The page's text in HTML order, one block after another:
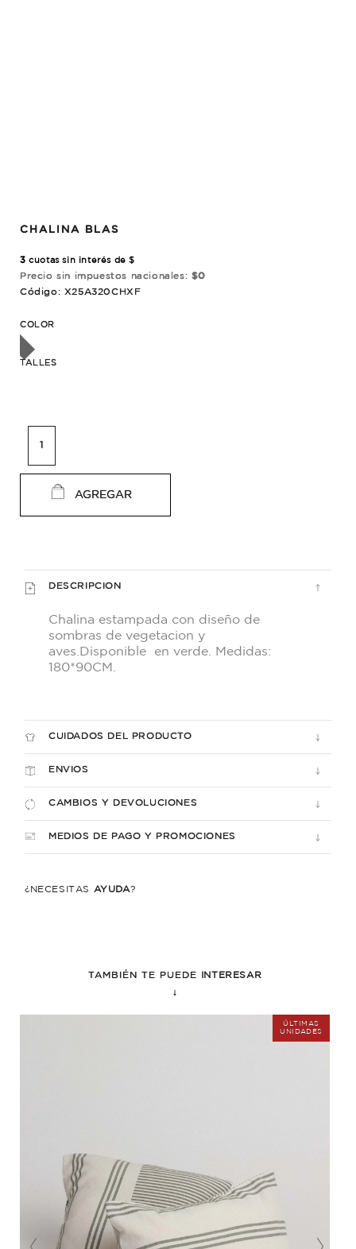
CHALINA BLAS
3 cuotas sin interés de $
Precio sin impuestos nacionales: $0
Código: X25A320CHXF
COLOR
TALLES
AGREGAR
DESCRIPCION
Chalina estampada con diseño de
sombras de vegetacion y
aves.Disponible en verde. Medidas:
180*90CM.
CUIDADOS DEL PRODUCTO
ENVIOS
CAMBIOS Y DEVOLUCIONES
MEDIOS DE PAGO Y PROMOCIONES
¿NECESITÁS AYUDA?
TAMBIÉN TE PUEDE
INTERESAR
↓